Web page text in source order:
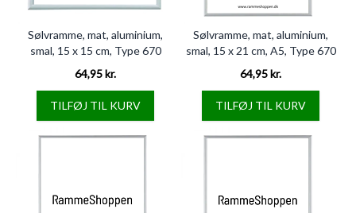
Sølvramme, mat, aluminium,
smal, 15 x 15 cm, Type 670
64,95 kr.
TILFØJ TIL KURV
Sølvramme, mat, aluminium,
smal, 15 x 21 cm, A5, Type 670
64,95 kr.
TILFØJ TIL KURV